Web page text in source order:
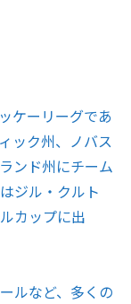
ケーリーグであ
ック州、ノバス
ンド州にチーム
ジル・クルト
カップに出
ルなど、多くの